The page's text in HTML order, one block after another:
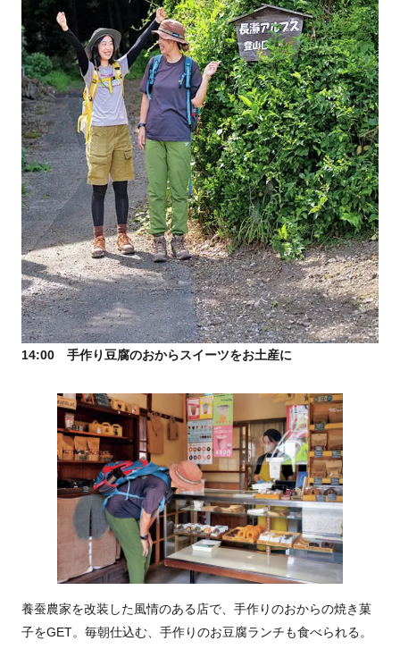
14:00 手作り豆腐のおからスイーツをお土産に
養蚕農家を改装した風情のある店で、手作りのおからの焼き菓
子をGET。毎朝仕込む、手作りのお豆腐ランチも食べられる。